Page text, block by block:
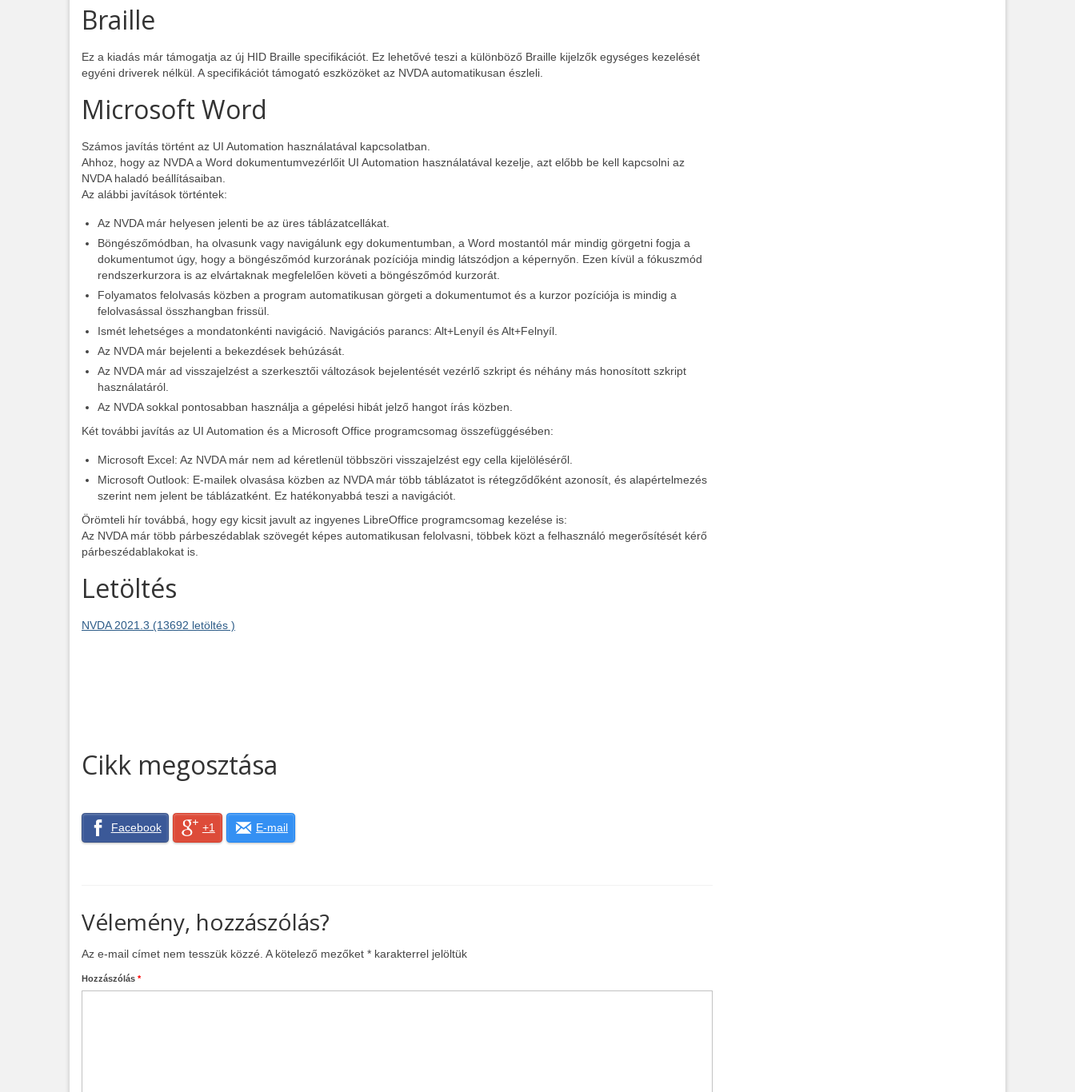
Braille
Ez a kiadás már támogatja az új HID Braille specifikációt. Ez lehetővé teszi a különböző Braille kijelzők egységes kezelését
egyéni driverek nélkül. A specifikációt támogató eszközöket az NVDA automatikusan észleli.
Microsoft Word
Számos javítás történt az UI Automation használatával kapcsolatban.
Ahhoz, hogy az NVDA a Word dokumentumvezérlőit UI Automation használatával kezelje, azt előbb be kell kapcsolni az
NVDA haladó beállításaiban.
Az alábbi javítások történtek:
Az NVDA már helyesen jelenti be az üres táblázatcellákat.
Böngészőmódban, ha olvasunk vagy navigálunk egy dokumentumban, a Word mostantól már mindig görgetni fogja a
dokumentumot úgy, hogy a böngészőmód kurzorának pozíciója mindig látszódjon a képernyőn. Ezen kívül a fókuszmód
rendszerkurzora is az elvártaknak megfelelően követi a böngészőmód kurzorát.
Folyamatos felolvasás közben a program automatikusan görgeti a dokumentumot és a kurzor pozíciója is mindig a
felolvasással összhangban frissül.
Ismét lehetséges a mondatonkénti navigáció. Navigációs parancs: Alt+Lenyíl és Alt+Felnyíl.
Az NVDA már bejelenti a bekezdések behúzását.
Az NVDA már ad visszajelzést a szerkesztői változások bejelentését vezérlő szkript és néhány más honosított szkript
használatáról.
Az NVDA sokkal pontosabban használja a gépelési hibát jelző hangot írás közben.
Két további javítás az UI Automation és a Microsoft Office programcsomag összefüggésében:
Microsoft Excel: Az NVDA már nem ad kéretlenül többszöri visszajelzést egy cella kijelöléséről.
Microsoft Outlook: E-mailek olvasása közben az NVDA már több táblázatot is rétegződőként azonosít, és alapértelmezés
szerint nem jelent be táblázatként. Ez hatékonyabbá teszi a navigációt.
Örömteli hír továbbá, hogy egy kicsit javult az ingyenes LibreOffice programcsomag kezelése is:
Az NVDA már több párbeszédablak szövegét képes automatikusan felolvasni, többek közt a felhasználó megerősítését kérő
párbeszédablakokat is.
Letöltés
NVDA 2021.3 (13692 letöltés )
Cikk megosztása
Facebook +1 E-mail
Vélemény, hozzászólás?
Az e-mail címet nem tesszük közzé. A kötelező mezőket * karakterrel jelöltük
Hozzászólás *